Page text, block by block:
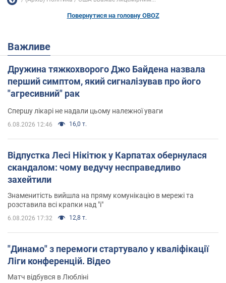
Повернутися на головну OBOZ
Важливе
Дружина тяжкохворого Джо Байдена назвала
перший симптом, який сигналізував про його
"агресивний" рак
Спершу лікарі не надали цьому належної уваги
6.08.2026 12:46 16,0 т.
Відпустка Лесі Нікітюк у Карпатах обернулася
скандалом: чому ведучу несправедливо
захейтили
Знаменитість вийшла на пряму комунікацію в мережі та
розставила всі крапки над "і"
6.08.2026 17:32 12,8 т.
"Динамо" з перемоги стартувало у кваліфікації
Ліги конференцій. Відео
Матч відбувся в Любліні